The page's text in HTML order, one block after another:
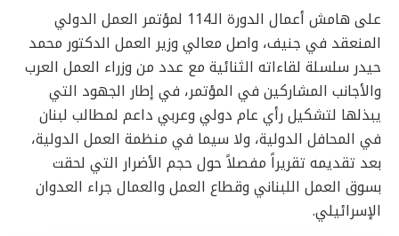
على هامش أعمال الدورة الـ114 لمؤتمر العمل الدولي
المنعقد في جنيف، واصل معالي وزير العمل الدكتور محمد
حيدر سلسلة لقاءاته الثنائية مع عدد من وزراء العمل العرب
والأجانب المشاركين في المؤتمر، في إطار الجهود التي
يبذلها لتشكيل رأي عام دولي وعربي داعم لمطالب لبنان
في المحافل الدولية، ولا سيما في منظمة العمل الدولية،
بعد تقديمه تقريراً مفصلاً حول حجم الأضرار التي لحقت
بسوق العمل اللبناني وقطاع العمل والعمال جراء العدوان
الإسرائيلي.